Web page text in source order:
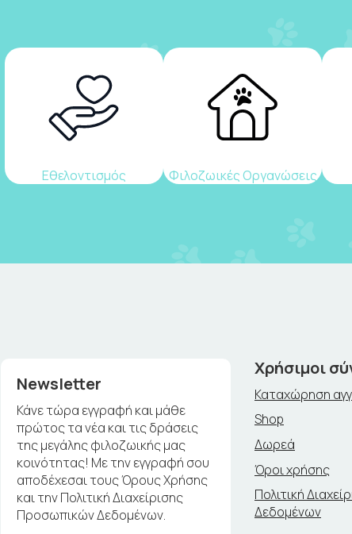
Εθελοντισμός Φιλοζωικές Οργανώσεις
Newsletter
Κάνε τώρα εγγραφή και μάθε
πρώτος τα νέα και τις δράσεις
της μεγάλης φιλοζωικής μας
κοινότητας! Με την εγγραφή σου
αποδέχεσαι τους Όρους Χρήσης
και την Πολιτική Διαχείρισης
Προσωπικών Δεδομένων.
Χρήσιμοι
Καταχώρηση
Shop
Δωρεά
Όροι χρήσης
Πολιτική
Δεδομένων